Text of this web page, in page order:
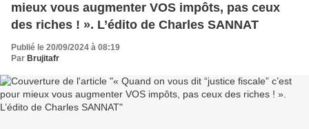
mieux vous augmenter VOS impôts, pas ceux
des riches ! ». L’édito de Charles SANNAT
Publié le 20/09/2024 à 08:19
Par Brujitafr